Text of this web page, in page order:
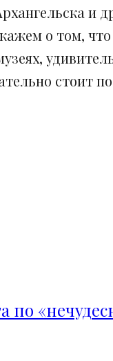
и
о том,
стоит
по